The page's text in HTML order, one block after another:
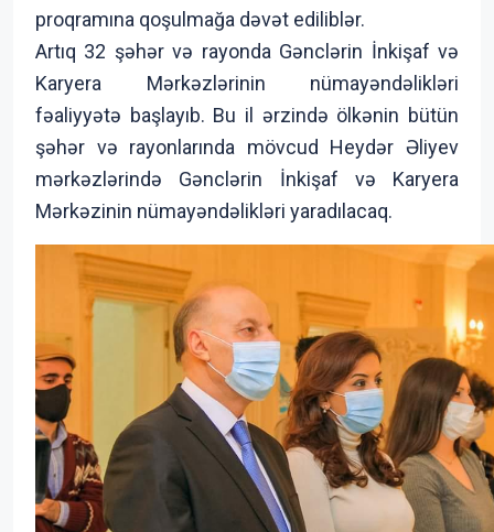
proqramına qoşulmağa dəvət ediliblər.
Artıq 32 şəhər və rayonda Gənclərin İnkişaf və
Karyera Mərkəzlərinin nümayəndəlikləri
fəaliyyətə başlayıb. Bu il ərzində ölkənin bütün
şəhər və rayonlarında mövcud Heydər Əliyev
mərkəzlərində Gənclərin İnkişaf və Karyera
Mərkəzinin nümayəndəlikləri yaradılacaq.